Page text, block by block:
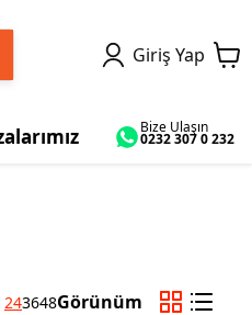
Giriş Yap
Bize Ulaşın
0232 307 0 232
243648Görünüm